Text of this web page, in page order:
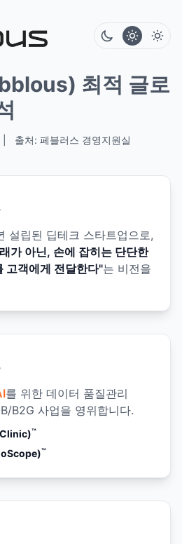
최적 글로
출처: 페블러스 경영지원실
설립된 딥테크 스타트업으로,
가 아닌, 손에 잡히는 단단한
고객에게 전달한다"는 비전을
를 위한 데이터 품질관리
B2G 사업을 영위합니다.
™
™